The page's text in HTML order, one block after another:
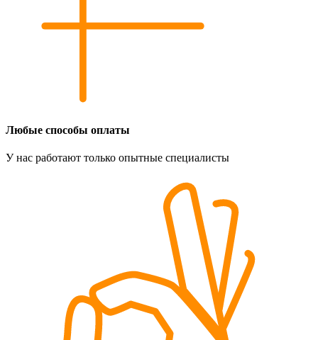
Любые способы оплаты
У нас работают только опытные специалисты